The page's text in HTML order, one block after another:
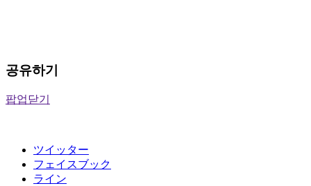
공유하기
팝업닫기
ツイッター
フェイスブック
ライン